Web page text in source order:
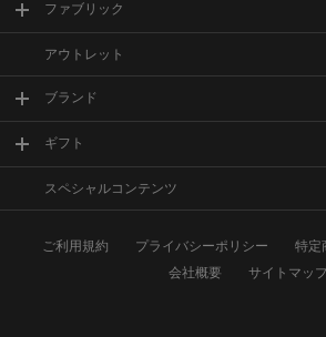
ファブリック
アウトレット
ブランド
ギフト
スペシャルコンテンツ
ご利用規約 プライバシーポリシー
特定
会社概要
サイトマッ